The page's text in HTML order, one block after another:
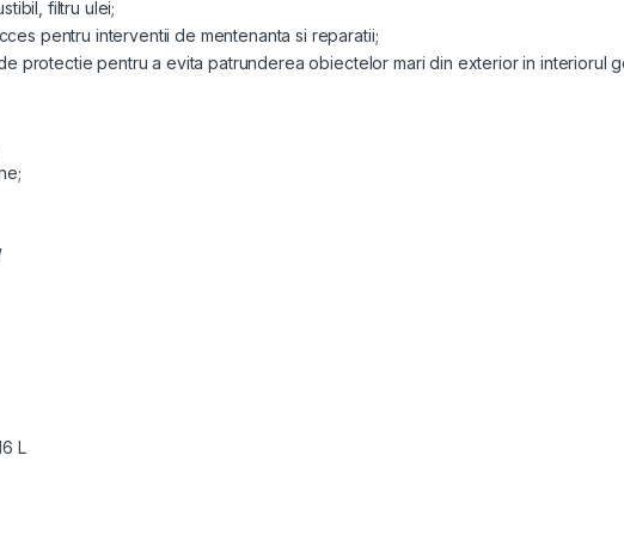
filtru ulei;
pentru interventii de mentenanta si reparatii;
protectie pentru a evita patrunderea obiectelor mari din exterior in interiorul
L